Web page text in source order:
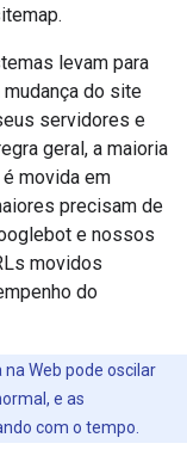
levam para
do site
servidores e
geral, a maioria
movida em
precisam de
e nossos
movidos
do
Web pode oscilar
e as
com o tempo.